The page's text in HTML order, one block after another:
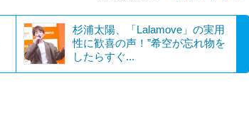
杉浦太陽、「Lalamove」の実用
性に歓喜の声！”希空が忘れ物を
したらすぐ...